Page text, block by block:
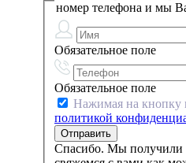
номер телефона и мы
Обязательное поле
Обязательное поле
Нажимая на кнопку
политикой
Спасибо. Мы